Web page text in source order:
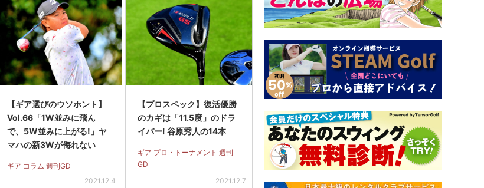
【ギア選びのウソホント】
Vol.66「1W並みに飛ん
で、5W並みに上がる!」ヤ
マハの新3Wが侮れない
ギア コラム 週刊GD
2021.12.4
【プロスペック】復活優勝
のカギは「11.5度」のドラ
イバー! 谷原秀人の14本
ギア プロ・トーナメント 週刊
GD
2021.12.7